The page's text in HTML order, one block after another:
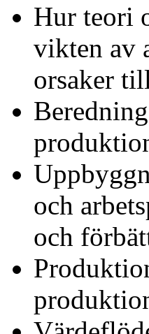
Hur teori
vikten av
orsaker
och
och